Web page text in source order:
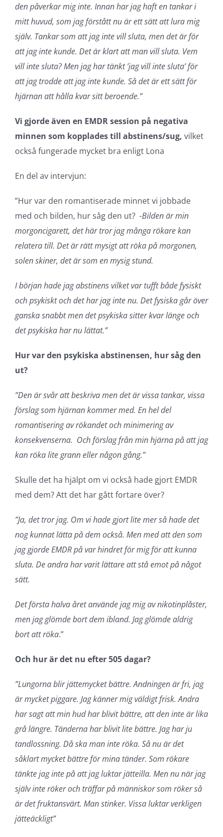
den påverkar mig inte. Innan har jag haft en tankar i
mitt huvud, som jag förstått nu är ett sätt att lura mig
själv. Tankar som att jag inte vill sluta, men det är för
att jag inte kunde. Det är klart att man vill sluta. Vem
vill inte sluta? Men jag har tänkt ’jag vill inte sluta’ för
att jag trodde att jag inte kunde. Så det är ett sätt för
hjärnan att hålla kvar sitt beroende.”
Vi gjorde även en EMDR session på negativa
minnen som kopplades till abstinens/sug, vilket
också fungerade mycket bra enligt Lona
En del av intervjun:
”Hur var den romantiserade minnet vi jobbade
med och bilden, hur såg den ut? -Bilden är min
morgoncigarett, det här tror jag många rökare kan
relatera till. Det är rätt mysigt att röka på morgonen,
solen skiner, det är som en mysig stund.
I början hade jag abstinens vilket var tufft både fysiskt
och psykiskt och det har jag inte nu. Det fysiska går över
ganska snabbt men det psykiska sitter kvar länge och
det psykiska har nu lättat.”
Hur var den psykiska abstinensen, hur såg den
ut?
”Den är svår att beskriva men det är vissa tankar, vissa
förslag som hjärnan kommer med. En hel del
romantisering av rökandet och minimering av
konsekvenserna. Och förslag från min hjärna på att jag
kan röka lite grann eller någon gång.”
Skulle det ha hjälpt om vi också hade gjort EMDR
med dem? Att det har gått fortare över?
”Ja, det tror jag. Om vi hade gjort lite mer så hade det
nog kunnat lätta på dem också. Men med att den som
jag gjorde EMDR på var hindret för mig för att kunna
sluta. De andra har varit lättare att stå emot på något
sätt.
Det första halva året använde jag mig av nikotinplåster,
men jag glömde bort dem ibland. Jag glömde aldrig
bort att röka.”
Och hur är det nu efter 505 dagar?
”Lungorna blir jättemycket bättre. Andningen är fri, jag
är mycket piggare. Jag känner mig väldigt frisk. Andra
har sagt att min hud har blivit bättre, att den inte är lika
grå längre. Tänderna har blivit lite bättre. Jag har ju
tandlossning. Då ska man inte röka. Så nu är det
såklart mycket bättre för mina tänder. Som rökare
tänkte jag inte på att jag luktar jätteilla. Men nu när jag
själv inte röker och träffar på människor som röker så
är det fruktansvärt. Man stinker. Vissa luktar verkligen
jätteäckligt”